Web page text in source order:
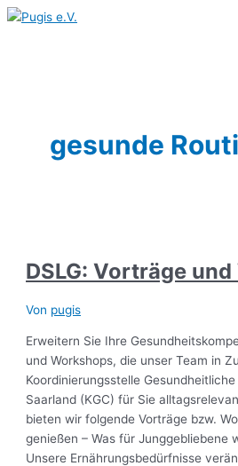
Zum
Inhalt
gesunde
DSLG: Vorträge
Von pugis
Erweitern Sie Ihre
und Workshops, die unser Team in
Koordinierungsstelle
Saarland (KGC) für Sie
bieten wir folgende Vorträge bzw.
genießen – Was für Junggebliebene
Unsere Ernährungsbedürfnisse
DSLG:
Vorträge